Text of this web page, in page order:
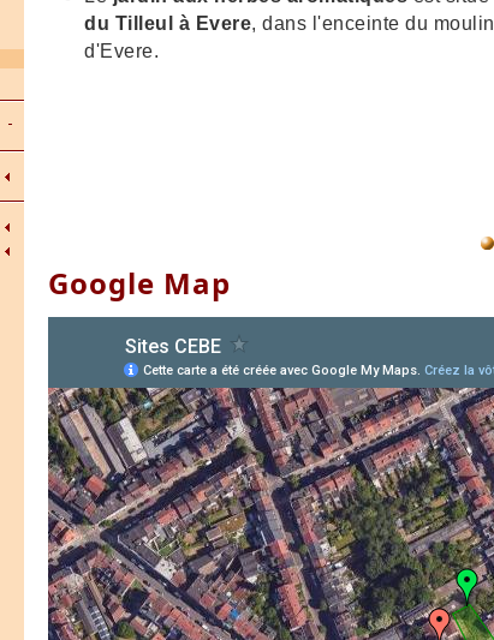
du Tilleul
à Evere, dans l'enceinte du moulin
d'Evere.
Google Map